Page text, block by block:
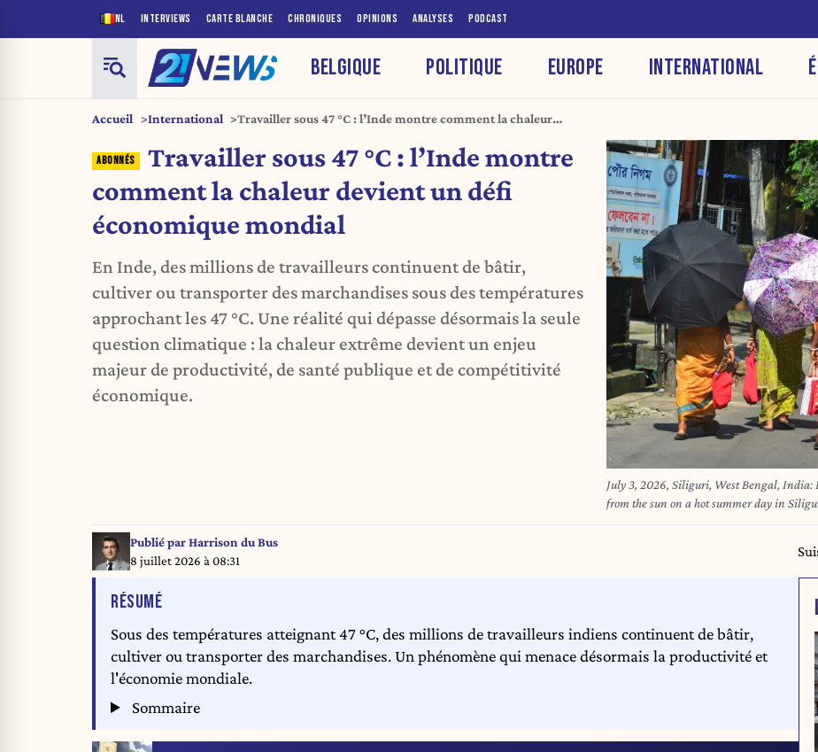
NL INTERVIEWS CARTE BLANCHE CHRONIQUES OPINIONS ANALYSES PODCAST
BELGIQUE POLITIQUE EUROPE INTERNATIONAL
Accueil International
Travailler sous 47 °C : l’Inde montre comment la chaleur
Travailler sous 47 °C : l’Inde montre
comment la chaleur devient un défi
économique mondial
En Inde, des millions de travailleurs continuent de bâtir,
cultiver ou transporter des marchandises sous des températures
approchant les 47 °C. Une réalité qui dépasse désormais la seule
question climatique : la chaleur extrême devient un enjeu
majeur de productivité, de santé publique et de compétitivité
économique.
July 3, 2026, Siliguri, West Bengal, India:
from the sun on a hot summer day in
Publié parHarrison du Bus
8 juillet 2026 à 08:31
RÉSUMÉDE L'ARTICLE
Sous des températures atteignant 47 °C, des millions de travailleurs indiens continuent de bâtir,
cultiver ou transporter des marchandises. Un phénomène qui menace désormais la productivité et
l'économie mondiale.
Sommaire